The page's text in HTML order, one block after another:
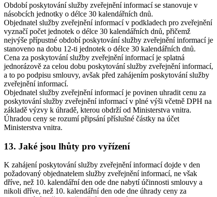
Období poskytování služby zveřejnění informací se stanovuje v
násobcích jednotky o délce 30 kalendářních dnů.
Objednatel služby zveřejnění informací v podkladech pro zveřejnění
vyznačí počet jednotek o délce 30 kalendářních dnů, přičemž
nejvýše přípustné období poskytování služby zveřejnění informací je
stanoveno na dobu 12-ti jednotek o délce 30 kalendářních dnů.
Cena za poskytování služby zveřejnění informací je splatná
jednorázově za celou dobu poskytování služby zveřejnění informací,
a to po podpisu smlouvy, avšak před zahájením poskytování služby
zveřejnění informací.
Objednatel služby zveřejnění informací je povinen uhradit cenu za
poskytování služby zveřejnění informací v plné výši včetně DPH na
základě výzvy k úhradě, kterou obdrží od Ministerstva vnitra.
Úhradou ceny se rozumí připsání příslušné částky na účet
Ministerstva vnitra.
13. Jaké jsou lhůty pro vyřízení
K zahájení poskytování služby zveřejnění informací dojde v den
požadovaný objednatelem služby zveřejnění informací, ne však
dříve, než 10. kalendářní den ode dne nabytí účinnosti smlouvy a
nikoli dříve, než 10. kalendářní den ode dne úhrady ceny za